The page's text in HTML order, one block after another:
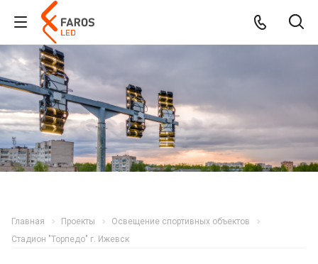
Главная Проекты
Освещение спортивных объектов
Стадион "Торпедо" г. Ижевск